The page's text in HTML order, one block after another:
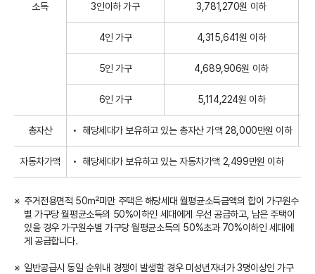
소득 3인이하 가구 3,781,270원 이하
4인 가구 4,315,641원 이하
5인 가구 4,689,906원 이하
6인 가구 5,114,224원 이하
총자산 해당세대가 보유하고 있는 총자산 가액 28,000만원 이하
자동차가액 해당세대가 보유하고 있는 자동차가액 2,499만원 이하
주거전용면적 50㎡미만 주택은 해당세대 월평균소득금액의 합이 가구원수
별 가구당 월평균소득의 50%이하인 세대에게 우선 공급하고, 남은 주택이
있을 경우 가구원수별 가구당 월평균소득의 50%초과 70%이하인 세대에
게 공급합니다.
일반공급시 동일 순위내 경쟁이 발생할 경우 미성년자녀가 3명이상인 가구